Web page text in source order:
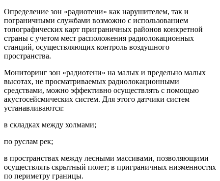
Определение зон «радиотени» как нарушителем, так и
пограничными службами возможно с использованием
топографических карт приграничных районов конкретной
страны с учетом мест расположения радиолокационных
станций, осуществляющих контроль воздушного
пространства.
Мониторинг зон «радиотени» на малых и предельно малых
высотах, не просматриваемых радиолокационными
средствами, можно эффективно осуществлять с помощью
акустосейсмических систем. Для этого датчики систем
устанавливаются:
в складках между холмами;
по руслам рек;
в пространствах между лесными массивами, позволяющими
осуществлять скрытный полет; в приграничных низменностях
по периметру границы.